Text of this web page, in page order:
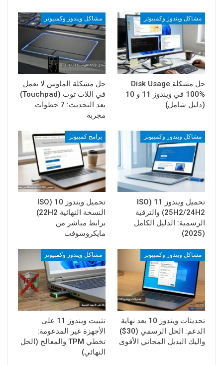
مشاكل ويندوز وكمبيوتر
حل مشكلة Disk Usage
100% في ويندوز 11 و 10
(دليل شامل)
مشاكل ويندوز وكمبيوتر
حل مشكلة الماوس لا يعمل
في اللاب توب (Touchpad)
بعد التحديث: 7 خطوات
مجربة
مشاكل ويندوز وكمبيوتر
تحميل ويندوز 11 (ISO
25H2/24H2) والترقية
الرسمية: الدليل الكامل
(2025)
برامج كمبيوتر
تحميل ويندوز 10 (ISO
النسخة النهائية 22H2)
برابط مباشر من
مايكروسوفت
مشاكل ويندوز وكمبيوتر
تحديثات ويندوز 10 بعد نهاية
الدعم: الحل الرسمي (30$)
واليك البديل المجاني الأقوى
مشاكل ويندوز وكمبيوتر
تثبيت ويندوز 11 على
الأجهزة غير المدعومة:
تخطي TPM والمعالج (الحل
النهائي)